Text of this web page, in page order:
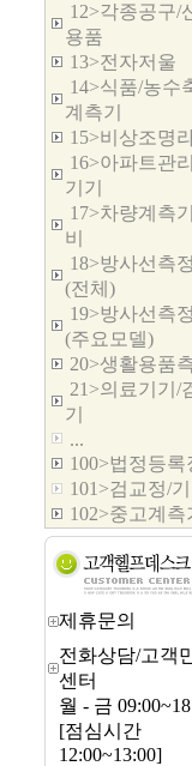
12>각종공구/
용품
13>전자저울
14>식품/농수
계측기
15>비상조명
16>아파트관
기기
17>차량계측
비
18>방사선측
(전체)
19>방사선측
(주요모델)
20>생활용품
21>의료기기/
기
...
100>법정등록
101>검교정/
102>중고계측
제휴문의
전화상담/고객
센터
월 - 금
[점심시간
12:00~13:00]